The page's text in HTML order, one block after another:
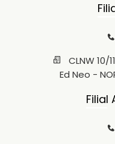
CLNW 10/
Ed Neo -
Filial